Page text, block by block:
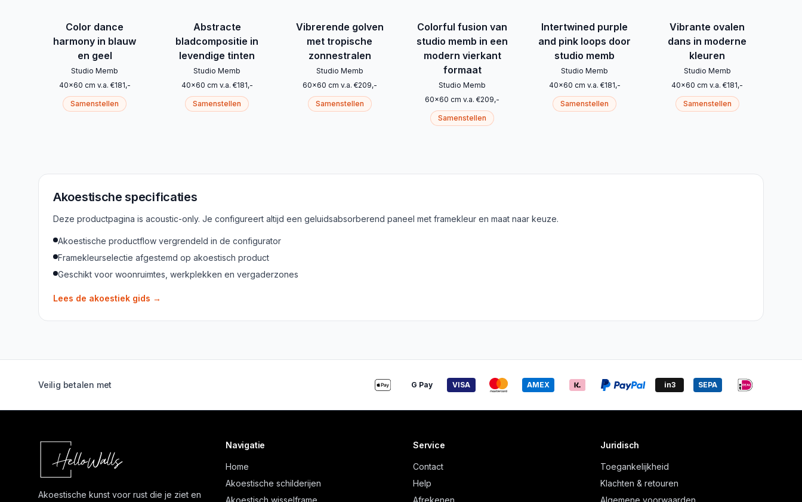
Color dance
harmony in blauw
en geel
Studio Memb
40x60 cm v.a. €181,-
Samenstellen
Abstracte
bladcompositie in
levendige tinten
Studio Memb
40x60 cm v.a. €181,-
Samenstellen
Vibrerende golven
met tropische
zonnestralen
Studio Memb
60x60 cm v.a. €209,-
Samenstellen
Colorful fusion van
studio memb in een
modern vierkant
formaat
Studio Memb
60x60 cmv.a. €209,-
Samenstellen
Intertwined purple
and pink loops door
studio memb
Studio Memb
40x60 cm v.a. €181,-
Samenstellen
Vibrante ovalen
dans in moderne
kleuren
Studio Memb
40x60 cmv.a. €181,-
Samenstellen
Akoestische specificaties
Deze productpagina is acoustic-only. Je configureert altijd een geluidsabsorberend paneel met framekleur en maat naar keuze.
Akoestische productflow vergrendeld in de configurator
Framekleurselectie afgestemd op akoestisch product
Geschikt voor woonruimtes, werkplekken en vergaderzones
Lees de akoestiek gids →
Veilig betalen met G Pay VISA AMEX in3 SEPA
Akoestische kunst voor rust die je ziet en
Navigatie
Home
Akoestische schilderijen
Akoestisch wisselframe
Service
Contact
Help
Afrekenen
Juridisch
Toegankelijkheid
Klachten & retouren
Algemene voorwaarden